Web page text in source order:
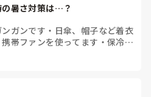
暑さ対策は…？
ガンです ・ 日傘、帽子など着衣
携帯ファンを使ってます ・ 保冷剤
トで教えて下さい）